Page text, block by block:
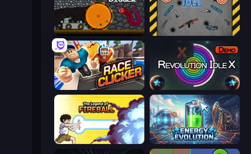
Mystery Digger Gun Bounce Idle
Revolution Idle X
Legend Of Fireball Energy Evolution